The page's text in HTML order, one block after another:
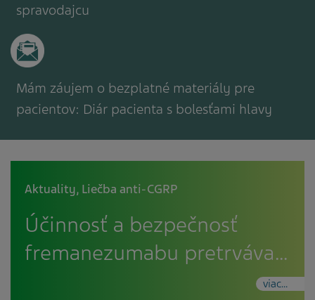
spravodajcu
Mám záujem o bezplatné materiály pre
pacientov: Diár pacienta s bolesťami hlavy
Aktuality, Liečba anti-CGRP
Účinnosť a bezpečnosť
fremanezumabu pretrváva…
viac...